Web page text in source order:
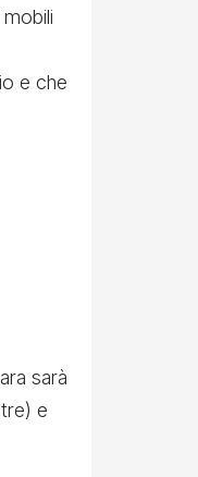
e che
sarà
e